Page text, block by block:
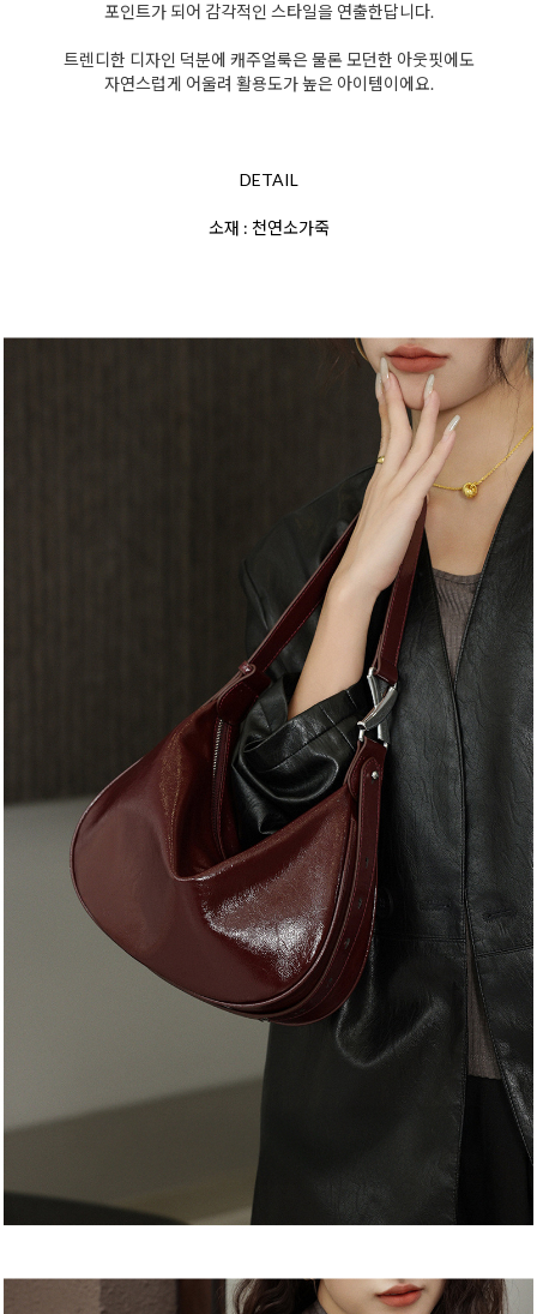
포인트가 되어 감각적인 스타일을 연출한답니다.
트렌디한 디자인 덕분에 캐주얼룩은 물론 모던한 아웃핏에도
자연스럽게 어울려 활용도가 높은 아이템이에요.
DETAIL
소재 : 천연소가죽